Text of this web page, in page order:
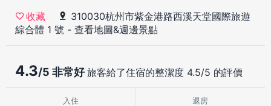
收藏
310030杭州市紫金港路西溪天堂國際旅遊
綜合體 1 號 - 查看地圖&週邊景點
4.3/5 非常好旅客給了住宿的整潔度 4.5/5 的評價
入住 退房